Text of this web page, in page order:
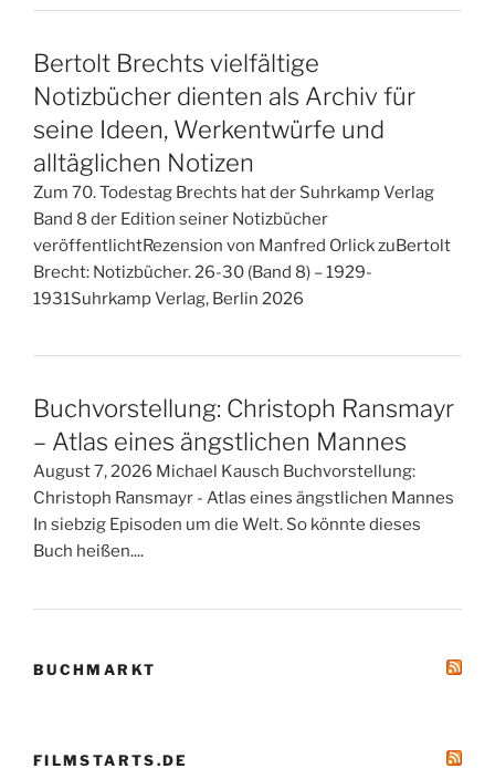
Bertolt Brechts vielfältige
Notizbücher dienten als Archiv für
seine Ideen, Werkentwürfe und
alltäglichen Notizen
Zum 70. Todestag Brechts hat der Suhrkamp Verlag
Band 8 der Edition seiner Notizbücher
veröffentlichtRezension von Manfred Orlick zuBertolt
Brecht: Notizbücher. 26-30 (Band 8) – 1929-
1931Suhrkamp Verlag, Berlin 2026
Buchvorstellung: Christoph Ransmayr
– Atlas eines ängstlichen Mannes
August 7, 2026 Michael Kausch Buchvorstellung:
Christoph Ransmayr - Atlas eines ängstlichen Mannes
In siebzig Episoden um die Welt. So könnte dieses
Buch heißen....
BUCHMARKT
FILMSTARTS.DE